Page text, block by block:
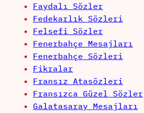
Faydalı Sözler
Fedekarlık Sözleri
Felsefi Sözler
Fenerbahçe Mesajları
Fenerbahçe Sözleri
Fikralar
Fransız Atasözleri
Fransızca Güzel Sözler
Galatasaray Mesajları